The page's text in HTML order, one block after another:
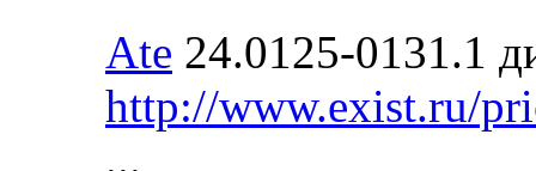
Ate 24.0125-0131.1
http://www.exist.ru/
...